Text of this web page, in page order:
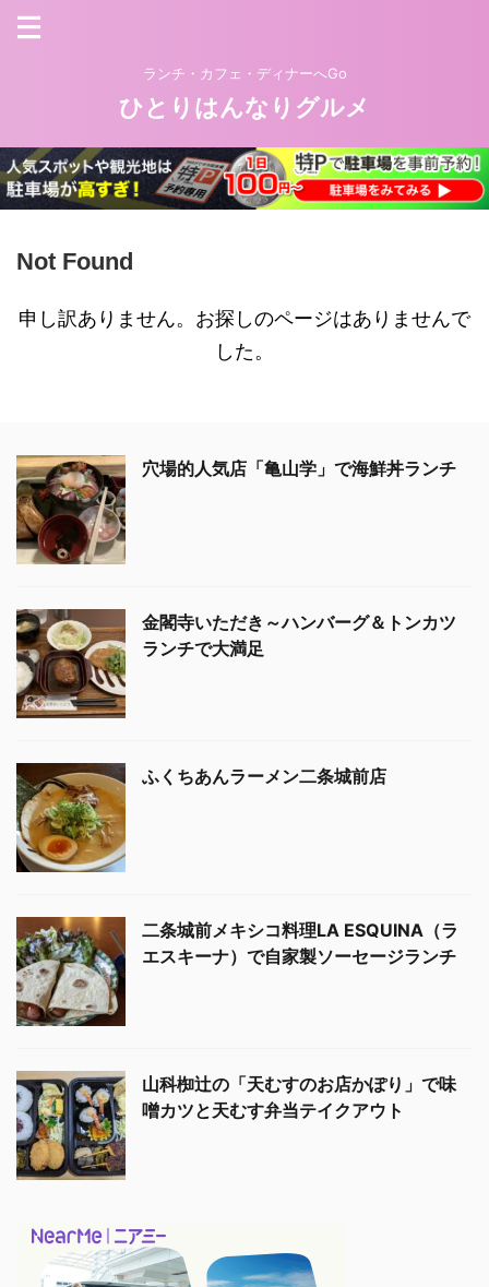
ランチ・カフェ・ディナーへGo
ひとりはんなりグルメ
Not Found
申し訳ありません。お探しのページはありませんで
した。
穴場的人気店「亀山学」で海鮮丼ランチ
金閣寺いただき～ハンバーグ＆トンカツ
ランチで大満足
ふくちあんラーメン二条城前店
二条城前メキシコ料理LA ESQUINA（ラ
エスキーナ）で自家製ソーセージランチ
山科椥辻の「天むすのお店かぽり」で味
噌カツと天むす弁当テイクアウト